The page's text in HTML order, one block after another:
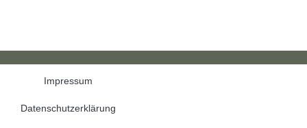
Impressum
Datenschutzerklärung